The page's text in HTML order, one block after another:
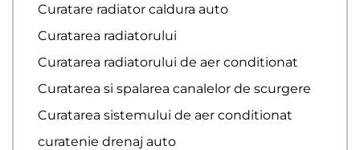
Curatare radiator caldura auto
Curatarea radiatorului
Curatarea radiatorului de aer conditionat
Curatarea si spalarea canalelor de scurgere
Curatarea sistemului de aer conditionat
curatenie drenaj auto